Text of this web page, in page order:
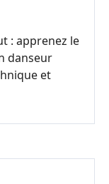
: apprenez le
danseur
et